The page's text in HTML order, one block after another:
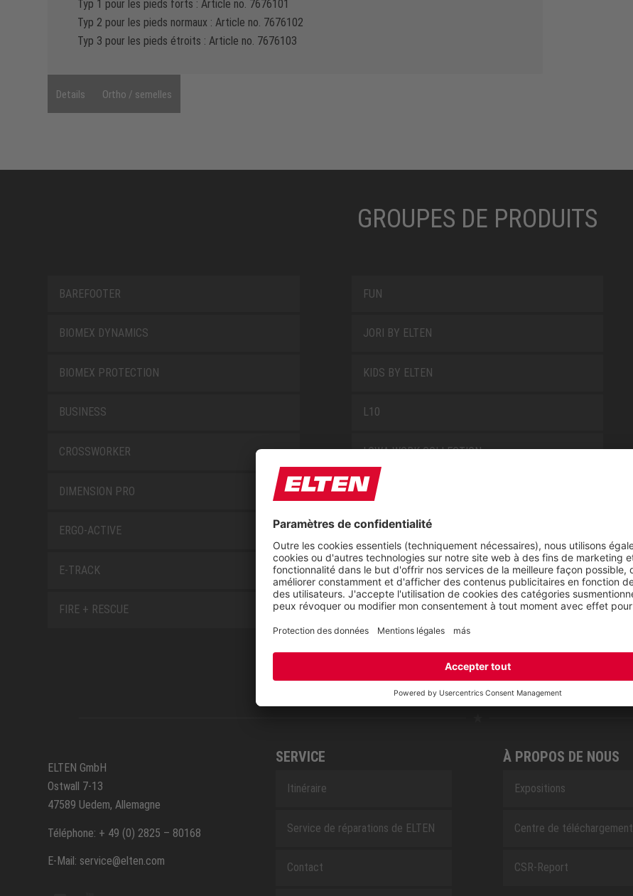
Typ 1 pour les pieds forts : Article no. 7676101
Typ 2 pour les pieds normaux : Article no. 7676102
Typ 3 pour les pieds étroits : Article no. 7676103
Details Ortho / semelles
GROUPES DE PRODUITS
BAREFOOTER
BIOMEX DYNAMICS
BIOMEX PROTECTION
BUSINESS
CROSSWORKER
DIMENSION PRO
ERGO-ACTIVE
E-TRACK
FIRE + RESCUE
FUN
JORI BY ELTEN
KIDS BY ELTEN
L10
LOWA WORK COLLECTION
MISS L10
NEW CLASSICS
NOVA
RETRO
SAFEGUARD
ELTEN GmbH
Ostwall 7-13
47589 Uedem, Allemagne
Téléphone: + 49 (0) 2825 – 80168
E-Mail: service@elten.com
SERVICE
Itinéraire
Service de réparations de ELTEN
Contact
À PROPOS DE NOUS
Expositions
Centre de téléchargement
CSR-Report